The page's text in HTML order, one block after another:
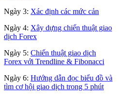
Ngày 3: Xác định các mức cản
Ngày 4: Xây dựng chiến thuật giao
dịch Forex
Ngày 5: Chiến thuật giao dịch
Forex với Trendline & Fibonacci
Ngày 6: Hướng dẫn đọc biểu đồ và
tìm cơ hội giao dịch trong 5 phút